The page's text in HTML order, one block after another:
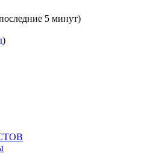
5 минут)
)